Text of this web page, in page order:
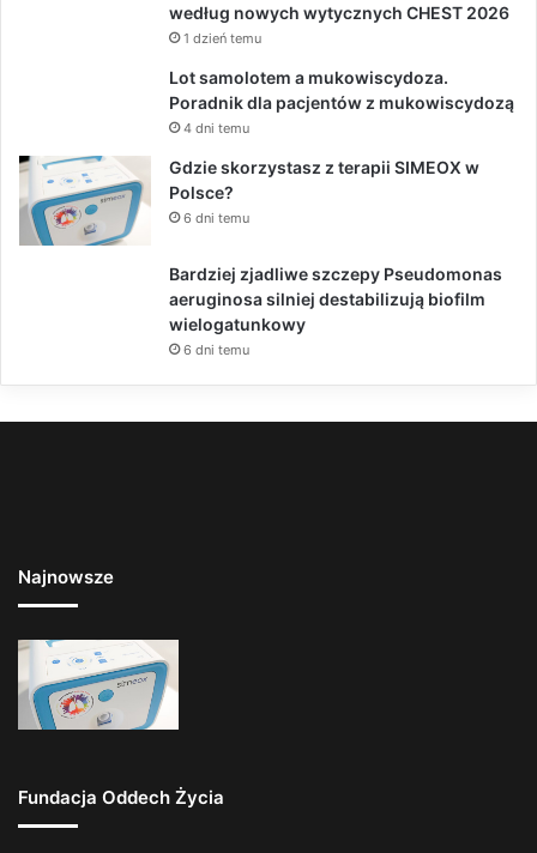
według nowych wytycznych CHEST 2026
1 dzień temu
Lot samolotem a mukowiscydoza.
Poradnik dla pacjentów z mukowiscydozą
4 dni temu
Gdzie skorzystasz z terapii SIMEOX w
Polsce?
6 dni temu
Bardziej zjadliwe szczepy Pseudomonas
aeruginosa silniej destabilizują biofilm
wielogatunkowy
6 dni temu
Najnowsze
Fundacja Oddech Życia